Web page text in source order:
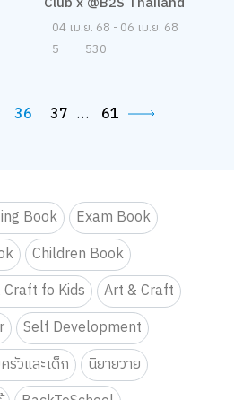
04 เม.ย. 68 - 06 เม.ย. 68
36 37 … 61
Book
Exam Book
Children Book
fo Kids
Art & Craft